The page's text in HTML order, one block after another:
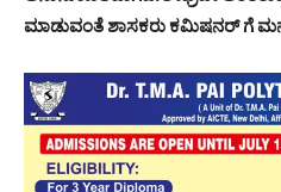
ಮಾಡುವಂತೆ ಶಾಸಕರು ಕಮಿಷನರ್ ಗೆ